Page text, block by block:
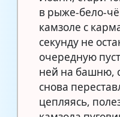
в рыже-бело-
камзоле с
секунду не
очередную
ней на башню,
снова
цепляясь,